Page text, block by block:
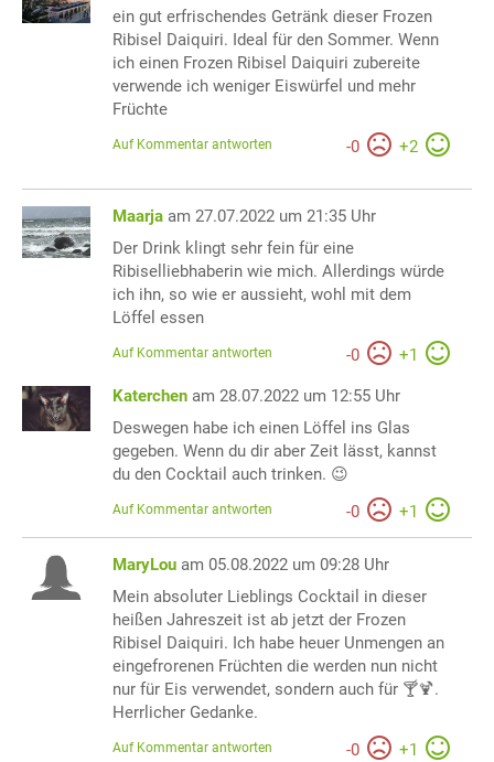
ein gut erfrischendes Getränk dieser Frozen
Ribisel Daiquiri. Ideal für den Sommer. Wenn
ich einen Frozen Ribisel Daiquiri zubereite
verwende ich weniger Eiswürfel und mehr
Früchte
-0 +2
Auf Kommentar antworten
Maarja am 27.07.2022 um 21:35 Uhr
Der Drink klingt sehr fein für eine
Ribiselliebhaberin wie mich. Allerdings würde
ich ihn, so wie er aussieht, wohl mit dem
Löffel essen
-0 +1
Auf Kommentar antworten
Katerchen am 28.07.2022 um 12:55 Uhr
Deswegen habe ich einen Löffel ins Glas
gegeben. Wenn du dir aber Zeit lässt, kannst
du den Cocktail auch trinken. 😉
-0 +1
Auf Kommentar antworten
MaryLou am 05.08.2022 um 09:28 Uhr
Mein absoluter Lieblings Cocktail in dieser
heißen Jahreszeit ist ab jetzt der Frozen
Ribisel Daiquiri. Ich habe heuer Unmengen an
eingefrorenen Früchten die werden nun nicht
nur für Eis verwendet, sondern auch für 🍸🍹.
Herrlicher Gedanke.
-0 +1
Auf Kommentar antworten